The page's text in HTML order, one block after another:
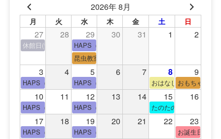
ビ
ゲ
ー
シ
ョ
ン
2026年 8月
月 火 水 木 金 土 日
27 28 29 30 31 1 2
休館日(青少年会館休館日)HAPS（中高生タイム）
昆虫教室
3 4 5 6 7 8 9
HAPS（中高生タイム）HAPS（中高生タイム） おはなし会おもちゃの広
10 11 12 13 14 15 16
HAPS（中高生タイム）HAPS（中高生タイム） たのたのサイエンス教
17 18 19 20 21 22 23
HAPS（中高生タイム）HAPS（中高生タイム） お誕生日(手形